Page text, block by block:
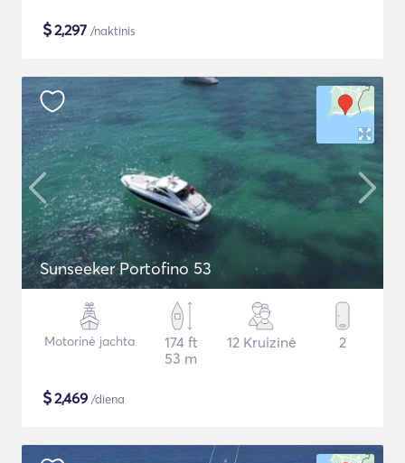
$2,297 /naktinis
Sunseeker Portofino 53
Motorinė jachta
174 ft
53 m
12 Kruizinė 2
$2,469 /diena